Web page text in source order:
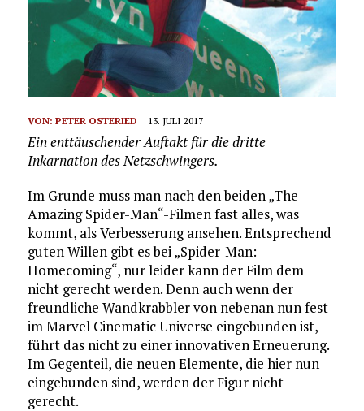
VON: PETER OSTERIED 13. JULI 2017
Ein enttäuschender Auftakt für die dritte
Inkarnation des Netzschwingers.
Im Grunde muss man nach den beiden „The
Amazing Spider-Man“-Filmen fast alles, was
kommt, als Verbesserung ansehen. Entsprechend
guten Willen gibt es bei „Spider-Man:
Homecoming“, nur leider kann der Film dem
nicht gerecht werden. Denn auch wenn der
freundliche Wandkrabbler von nebenan nun fest
im Marvel Cinematic Universe eingebunden ist,
führt das nicht zu einer innovativen Erneuerung.
Im Gegenteil, die neuen Elemente, die hier nun
eingebunden sind, werden der Figur nicht
gerecht.